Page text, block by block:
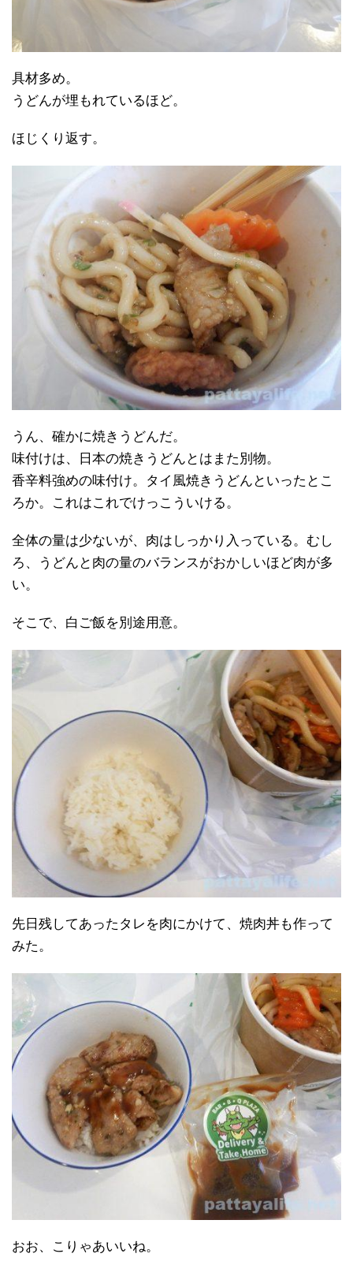
具材多め。
うどんが埋もれているほど。
ほじくり返す。
うん、確かに焼きうどんだ。
味付けは、日本の焼きうどんとはまた別物。
香辛料強めの味付け。タイ風焼きうどんといったとこ
ろか。これはこれでけっこういける。
全体の量は少ないが、肉はしっかり入っている。むし
ろ、うどんと肉の量のバランスがおかしいほど肉が多
い。
そこで、白ご飯を別途用意。
先日残してあったタレを肉にかけて、焼肉丼も作って
みた。
おお、こりゃあいいね。